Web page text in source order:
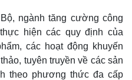
ngành tăng cường công
hiện các quy định của
các hoạt động khuyến
tuyên truyền về các sản
theo phương thức đa cấp